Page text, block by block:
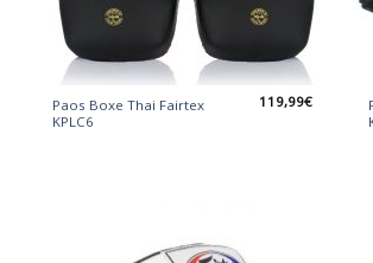
Paos Boxe Thai Fairtex
KPLC6
119,99€